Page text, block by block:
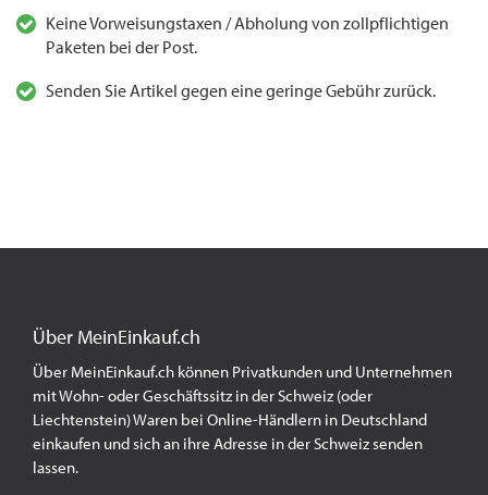
Keine Vorweisungstaxen / Abholung von zollpflichtigen
Paketen bei der Post.
Senden Sie Artikel gegen eine geringe Gebühr zurück.
Über MeinEinkauf.ch
Über MeinEinkauf.ch können Privatkunden und Unternehmen
mit Wohn- oder Geschäftssitz in der Schweiz (oder
Liechtenstein) Waren bei Online-Händlern in Deutschland
einkaufen und sich an ihre Adresse in der Schweiz senden
lassen.